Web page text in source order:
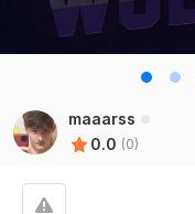
maaarss
0.0 (0)